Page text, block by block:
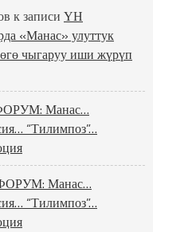
к записи ҮН
«Манас» улуттук
чыгаруу иши жүрүп
Манас…
“Тилимпоз”…
Манас…
“Тилимпоз”…